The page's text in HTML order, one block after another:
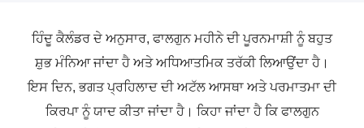
ਹਿੰਦੂ ਕੈਲੰਡਰ ਦੇ ਅਨੁਸਾਰ, ਫਾਲਗੁਨ ਮਹੀਨੇ ਦੀ ਪੂਰਨਮਾਸ਼ੀ ਨੂੰ ਬਹੁਤ
ਸ਼ੁਭ ਮੰਨਿਆ ਜਾਂਦਾ ਹੈ ਅਤੇ ਅਧਿਆਤਮਿਕ ਤਰੱਕੀ ਲਿਆਉਂਦਾ ਹੈ।
ਇਸ ਦਿਨ, ਭਗਤ ਪ੍ਰਹਿਲਾਦ ਦੀ ਅਟੱਲ ਆਸਥਾ ਅਤੇ ਪਰਮਾਤਮਾ ਦੀ
ਕਿਰਪਾ ਨੂੰ ਯਾਦ ਕੀਤਾ ਜਾਂਦਾ ਹੈ। ਕਿਹਾ ਜਾਂਦਾ ਹੈ ਕਿ ਫਾਲਗੁਨ